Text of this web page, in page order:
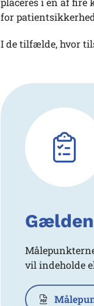
for
I de tilfælde, hvor
vil indeholde